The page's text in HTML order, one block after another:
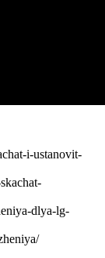
i-ustanovit-
dlya-lg-